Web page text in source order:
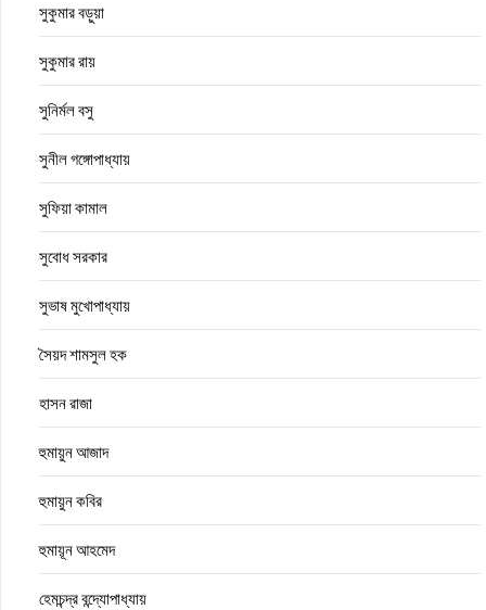
সুকুমার বড়ুয়া
সুকুমার রায়
সুনির্মল বসু
সুনীল গঙ্গোপাধ্যায়
সুফিয়া কামাল
সুবোধ সরকার
সুভাষ মুখোপাধ্যায়
সৈয়দ শামসুল হক
হাসন রাজা
হুমায়ুন আজাদ
হুমায়ুন কবির
হুমায়ূন আহমেদ
হেমচন্দ্র বন্দ্যোপাধ্যায়